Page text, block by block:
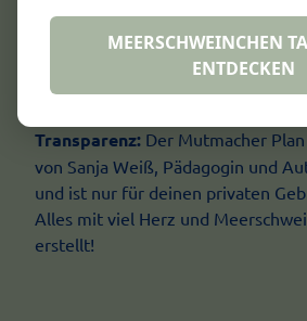
Haltung, Wissen & fürs Herz.
so liebe, freundlliche Tiere mit
Bedürfnissen, Wir sind überzeugt,
über unsere Meerlis Spaß machen
Transparenz: Der Mutmacher
von Sanja Weiß, Pädagogin und
und ist nur für deinen privaten
Alles mit viel Herz und
erstellt!
MEERSCHWEINCHEN
ENTDECKEN